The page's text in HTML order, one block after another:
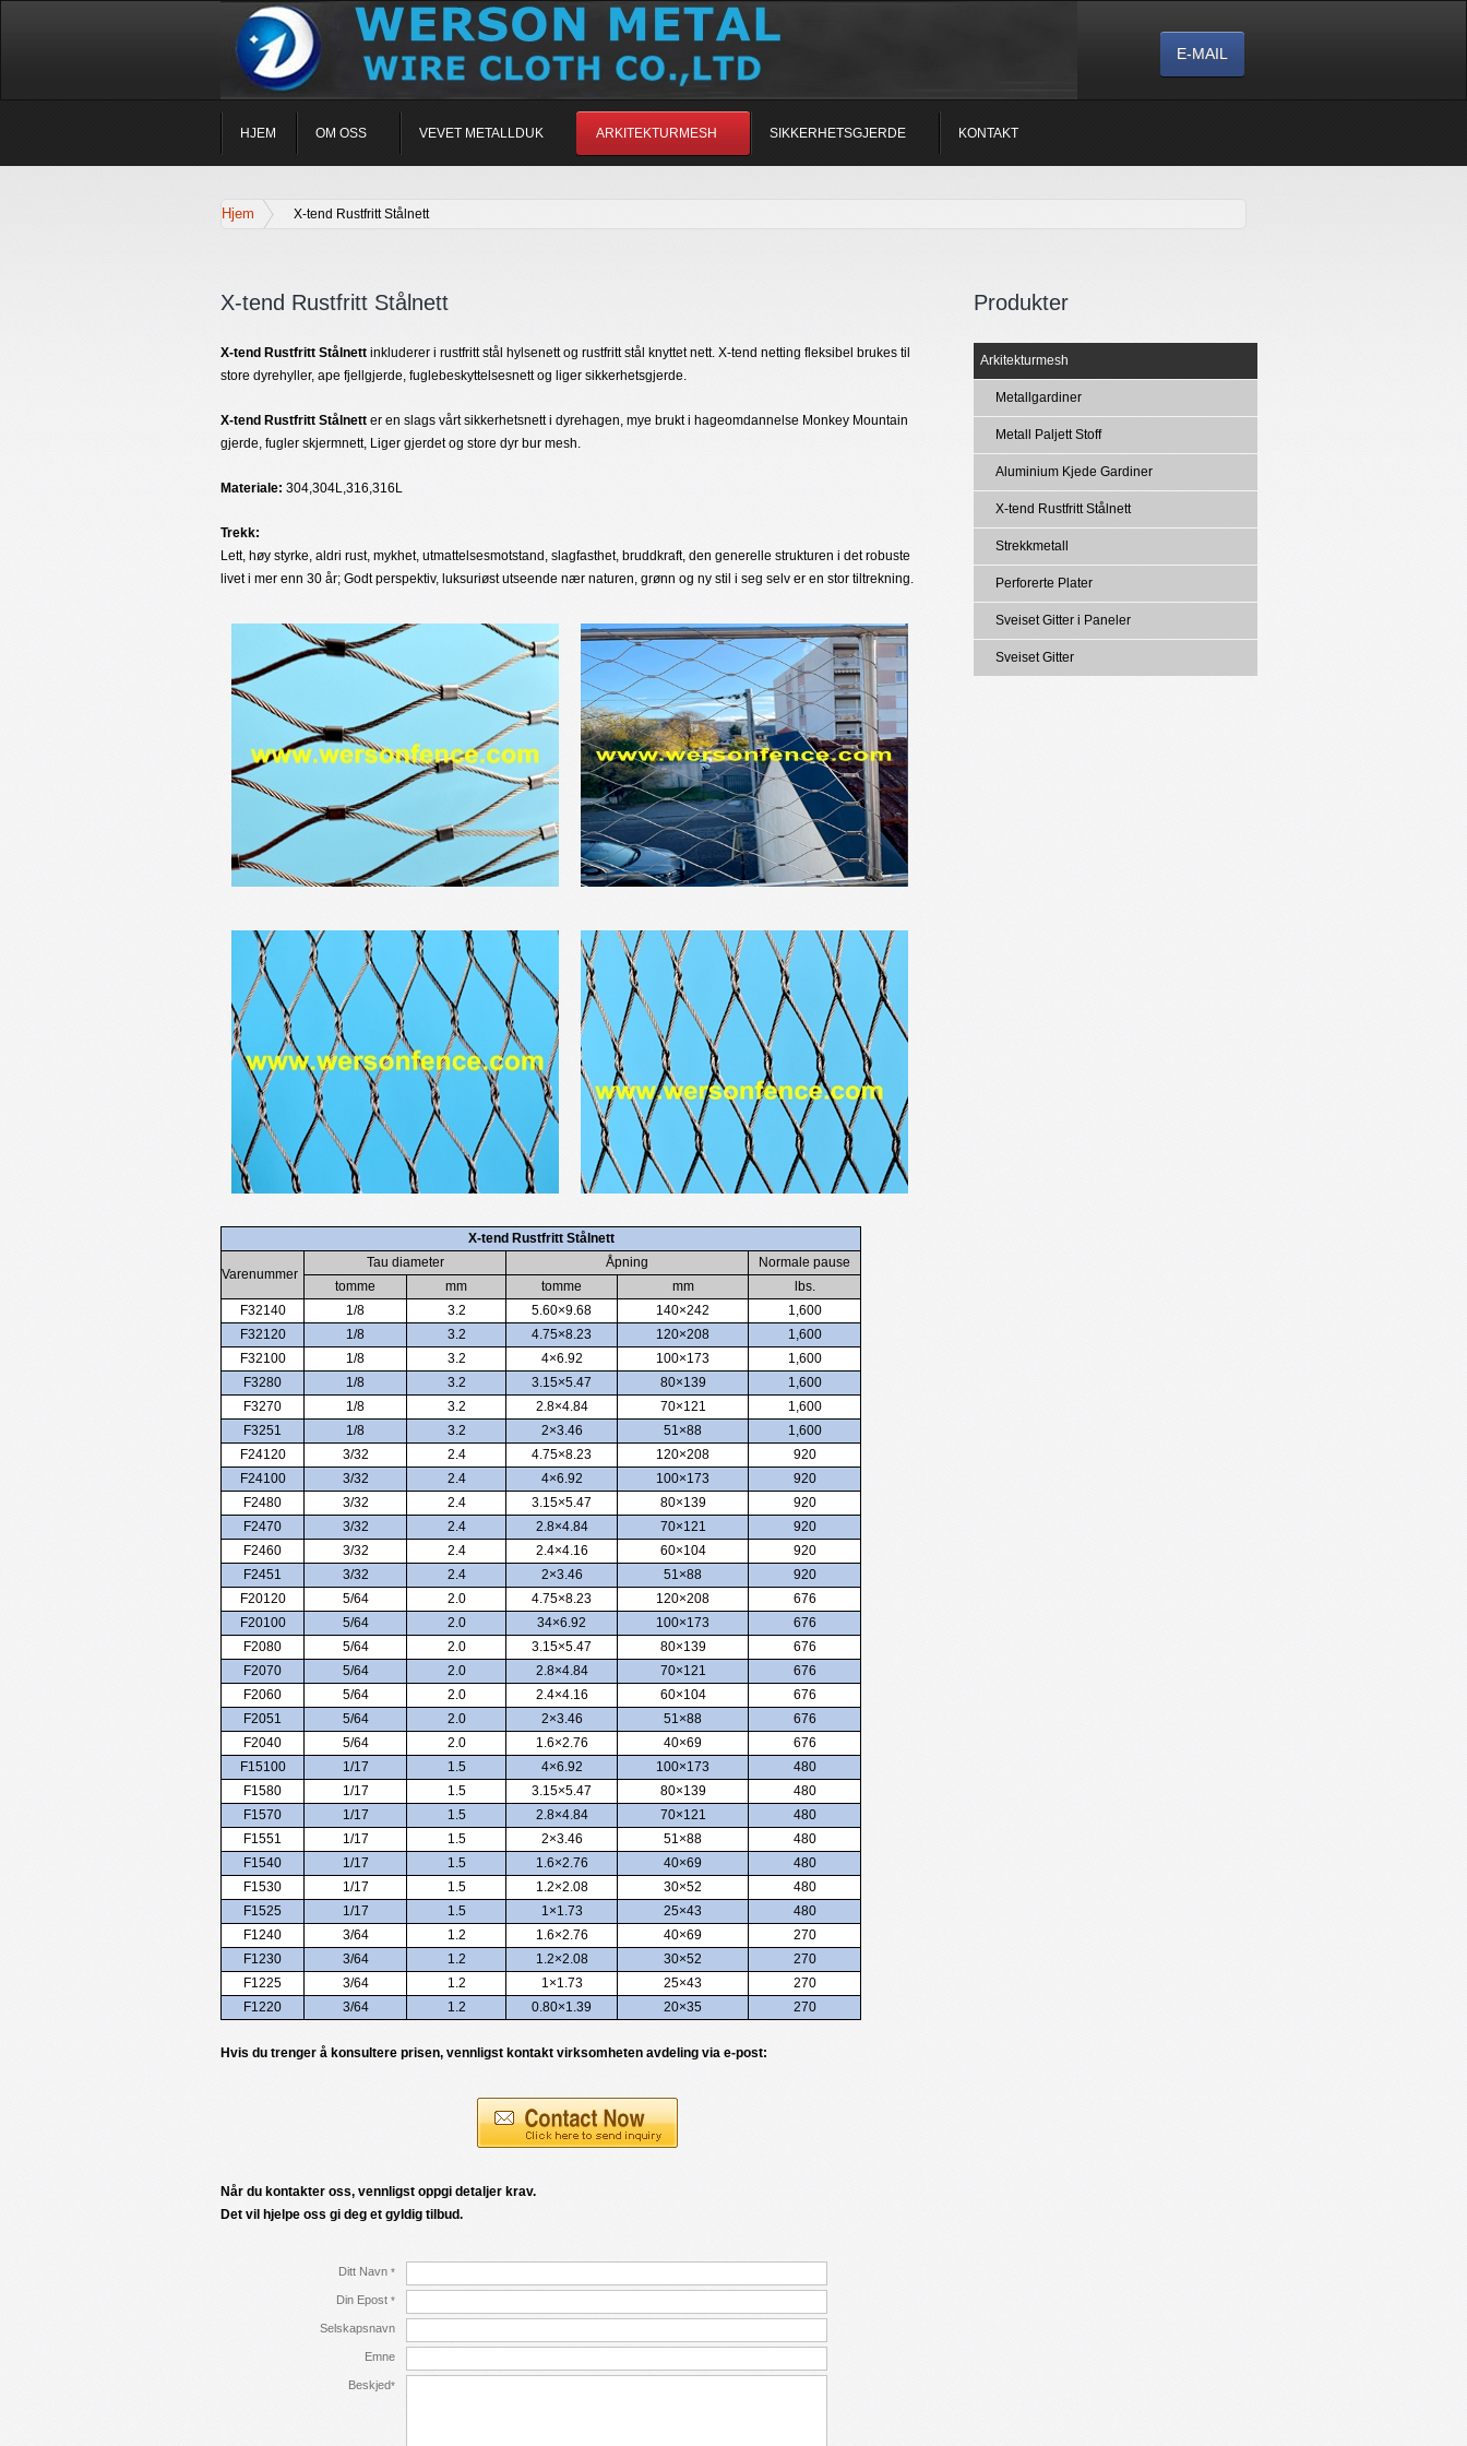
E-MAIL
HJEM OM OSS VEVET METALLDUK ARKITEKTURMESH SIKKERHETSGJERDE KONTAKT
Hjem X-tend Rustfritt Stålnett
X-tend Rustfritt Stålnett
X-tend Rustfritt Stålnett inkluderer i rustfritt stål hylsenett og rustfritt stål knyttet nett. X-tend netting fleksibel brukes til
store dyrehyller, ape fjellgjerde, fuglebeskyttelsesnett og liger sikkerhetsgjerde.
X-tend Rustfritt Stålnett er en slags vårt sikkerhetsnett i dyrehagen, mye brukt i hageomdannelse Monkey Mountain
gjerde, fugler skjermnett, Liger gjerdet og store dyr bur mesh.
Materiale: 304,304L,316,316L
Trekk:
Lett, høy styrke, aldri rust, mykhet, utmattelsesmotstand, slagfasthet, bruddkraft, den generelle strukturen i det robuste
livet i mer enn 30 år; Godt perspektiv, luksuriøst utseende nær naturen, grønn og ny stil i seg selv er en stor tiltrekning.
X-tend Rustfritt Stålnett
Varenummer
Tau diameter Åpning
Normale pause
tomme
mm tomme mm
lbs.
F32140
1/8 3.2 5.60×9.68 140×242
1,600
F32120
1/8 3.2 4.75×8.23 120×208
1,600
F32100
1/8 3.2 4×6.92 100×173
1,600
F3280
1/8 3.2 3.15×5.47 80×139
1,600
F3270
1/8 3.2 2.8×4.84 70×121
1,600
F3251
1/8 3.2 2×3.46 51×88
1,600
F24120
3/32 2.4 4.75×8.23 120×208
920
F24100
3/32 2.4 4×6.92 100×173
920
F2480
3/32 2.4 3.15×5.47 80×139
920
F2470
3/32 2.4 2.8×4.84 70×121
920
F2460
3/32 2.4 2.4×4.16 60×104
920
F2451
3/32 2.4 2×3.46 51×88
920
F20120
5/64 2.0 4.75×8.23 120×208
676
F20100
5/64 2.0 34×6.92 100×173
676
F2080
5/64 2.0 3.15×5.47 80×139
676
F2070
5/64 2.0 2.8×4.84 70×121
676
F2060
5/64 2.0 2.4×4.16 60×104
676
F2051
5/64 2.0 2×3.46 51×88
676
F2040
5/64 2.0 1.6×2.76 40×69
676
F15100
1/17 1.5 4×6.92 100×173
480
F1580
1/17 1.5 3.15×5.47 80×139
480
F1570
1/17 1.5 2.8×4.84 70×121
480
F1551
1/17 1.5 2×3.46 51×88
480
F1540
1/17 1.5 1.6×2.76 40×69
480
F1530
1/17 1.5 1.2×2.08 30×52
480
F1525
1/17 1.5 1×1.73 25×43
480
F1240
3/64 1.2 1.6×2.76 40×69
270
F1230
3/64 1.2 1.2×2.08 30×52
270
F1225
3/64 1.2 1×1.73 25×43
270
F1220
3/64 1.2 0.80×1.39 20×35 270
Hvis du trenger å konsultere prisen, vennligst kontakt virksomheten avdeling via e-post:
Når du kontakter oss, vennligst oppgi detaljer krav.
Det vil hjelpe oss gi deg et gyldig tilbud.
Ditt Navn *
Din Epost *
Selskapsnavn
Emne
Beskjed*
Produkter
Arkitekturmesh
Metallgardiner
Metall Paljett Stoff
Aluminium Kjede Gardiner
X-tend Rustfritt Stålnett
Strekkmetall
Perforerte Plater
Sveiset Gitter i Paneler
Sveiset Gitter